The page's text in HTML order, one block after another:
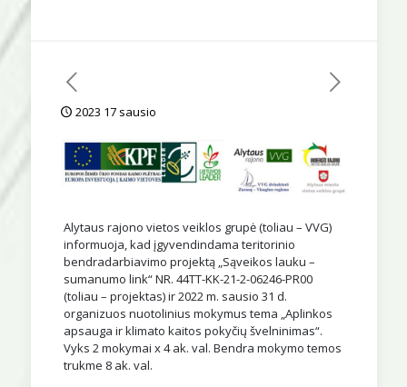
2023 17 sausio
Alytaus rajono vietos veiklos grupė (toliau – VVG)
informuoja, kad įgyvendindama teritorinio
bendradarbiavimo projektą „Sąveikos lauku –
sumanumo link“ NR. 44TT-KK-21-2-06246-PR00
(toliau – projektas) ir 2022 m. sausio 31 d.
organizuos nuotolinius mokymus tema „Aplinkos
apsauga ir klimato kaitos pokyčių švelninimas“.
Vyks 2 mokymai x 4 ak. val. Bendra mokymo temos
trukme 8 ak. val.